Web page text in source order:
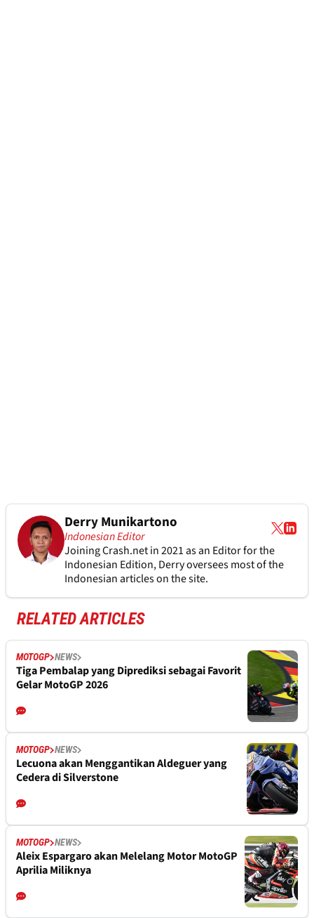
Derry Munikartono
Indonesian Editor
Joining Crash.net in 2021 as an Editor for the
Indonesian Edition, Derry oversees most of the
Indonesian articles on the site.
RELATED ARTICLES
MOTOGP NEWS
Tiga Pembalap yang Diprediksi sebagai Favorit
Gelar MotoGP 2026
MOTOGP NEWS
Lecuona akan Menggantikan Aldeguer yang
Cedera di Silverstone
MOTOGP NEWS
Aleix Espargaro akan Melelang Motor MotoGP
Aprilia Miliknya